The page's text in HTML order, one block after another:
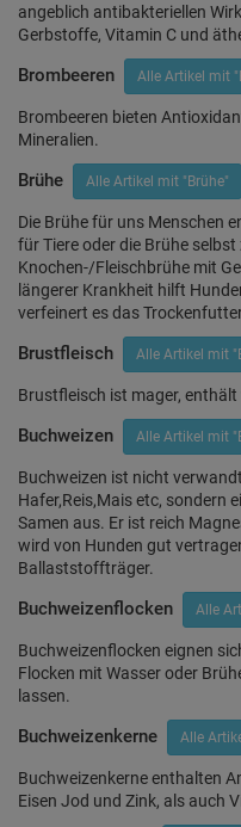
angeblich antibakteriellen
Gerbstoffe, Vitamin C und
Brombeeren Alle Artikel mit
Brombeeren bieten
Mineralien.
Brühe Alle Artikel mit "Brühe"
Die Brühe für uns Menschen
für Tiere oder die Brühe
Knochen-/Fleischbrühe mit
längerer Krankheit hilft
verfeinert es das
Brustfleisch Alle Artikel mit
Brustfleisch ist mager,
Buchweizen Alle Artikel mit
Buchweizen ist nicht
Hafer,Reis,Mais etc, sondern
Samen aus. Er ist reich
wird von Hunden gut
Ballaststoffträger.
Buchweizenflocken Alle
Buchweizenflocken eignen
Flocken mit Wasser oder
lassen.
Buchweizenkerne Alle
Buchweizenkerne enthalten
Eisen Jod und Zink, als auch